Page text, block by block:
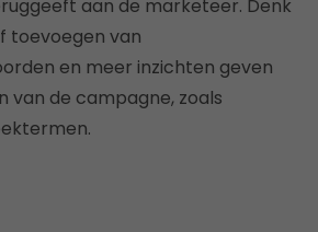
aan de marketeer. Denk
toevoegen van
en meer inzichten geven
van de campagne, zoals